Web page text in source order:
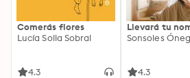
Comerás flores
Lucía Solla Sobral
4.3
Llevará tu
Sonsoles
4.3